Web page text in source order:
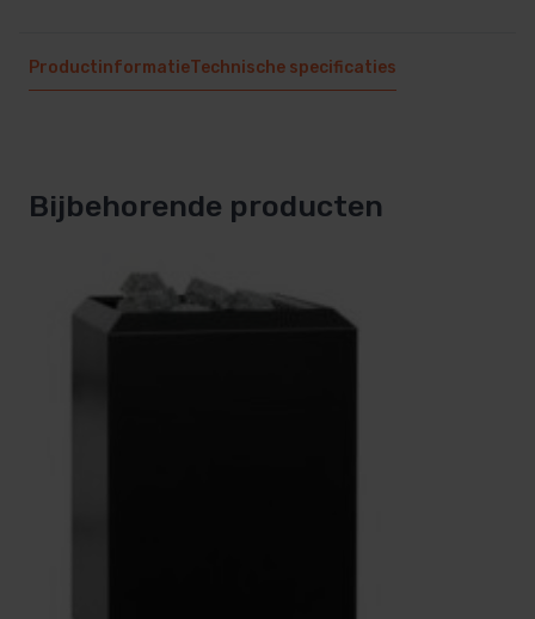
ProductinformatieTechnische specificaties
Bijbehorende producten